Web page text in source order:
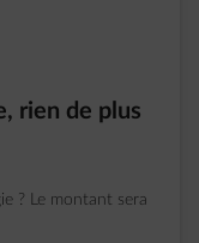
rien de plus
? Le montant sera